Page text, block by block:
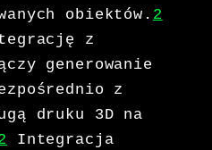
obiektów. 2
z
generowanie
z
druku 3D na
Integracja